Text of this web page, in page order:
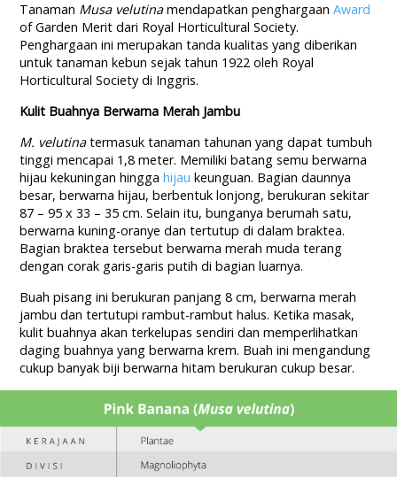
Tanaman Musa velutinamendapatkan penghargaanAward
of Garden Merit dari Royal Horticultural Society.
Penghargaan ini merupakan tanda kualitas yang diberikan
untuk tanaman kebun sejak tahun 1922 oleh Royal
Horticultural Society di Inggris.
Kulit Buahnya Berwarna Merah Jambu
M. velutinatermasuk tanaman tahunan yang dapat tumbuh
tinggi mencapai 1,8 meter. Memiliki batang semu berwarna
hijau kekuningan hinggahijau keunguan. Bagian daunnya
besar, berwarna hijau, berbentuk lonjong, berukuran sekitar
87 – 95 x 33 – 35 cm. Selain itu, bunganya berumah satu,
berwarna kuning-oranye dan tertutup di dalam braktea.
Bagian braktea tersebut berwarna merah muda terang
dengan corak garis-garis putih di bagian luarnya.
Buah pisang ini berukuran panjang 8 cm, berwarna merah
jambu dan tertutupi rambut-rambut halus. Ketika masak,
kulit buahnya akan terkelupas sendiri dan memperlihatkan
daging buahnya yang berwarna krem. Buah ini mengandung
cukup banyak biji berwarna hitam berukuran cukup besar.